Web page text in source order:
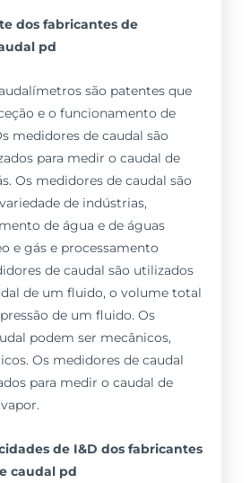
dos fabricantes de
pd
são patentes que
e o funcionamento de
medidores de caudal são
para medir o caudal de
Os medidores de caudal são
de indústrias,
de água e de águas
e gás e processamento
de caudal são utilizados
de um fluido, o volume total
de um fluido. Os
podem ser mecânicos,
Os medidores de caudal
para medir o caudal de
de I&D dos fabricantes
caudal pd